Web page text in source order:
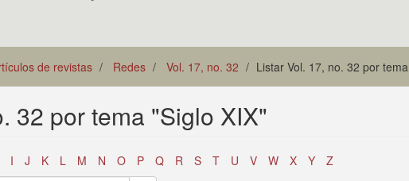
de revistas Redes Vol. 17, no. 32 Listar Vol. 17, no. 32 por tema
32 por tema "Siglo XIX"
I J K L M N O P Q R S T U V W X Y
Z